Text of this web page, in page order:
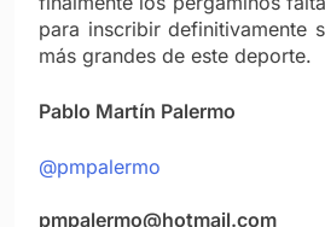
para inscribir definitivamente
más grandes de este deporte.
Pablo Martín Palermo
@pmpalermo
pmpalermo@hotmail.com